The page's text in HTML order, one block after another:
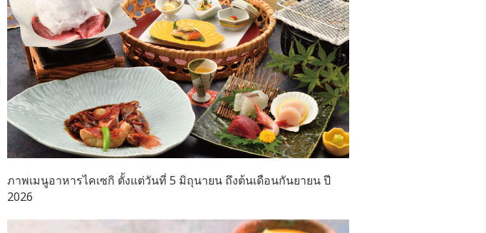
ภาพเมนูอาหารไคเซกิ ตั้งแต่วันที่ 5 มิถุนายน ถึงต้นเดือนกันยายน ปี
2026